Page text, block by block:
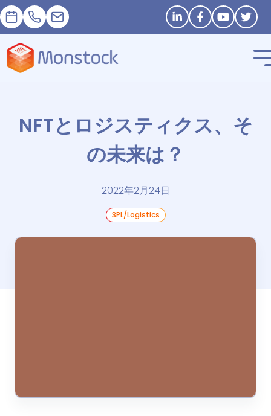
予約 +33 1 83 62 25 41
contact@monstock.net Stay in touch
NFTとロジスティクス、そ
の未来は？
2022年2月24日
3PL/Logistics